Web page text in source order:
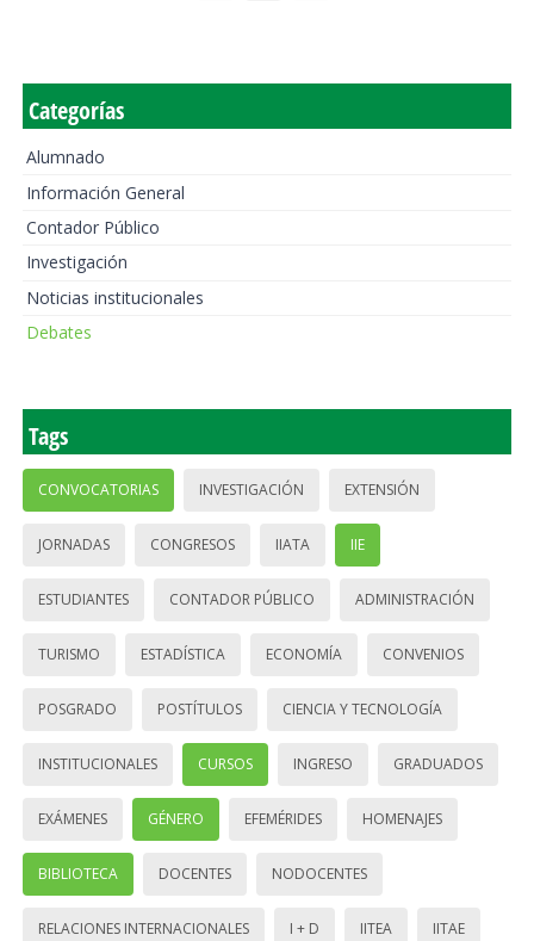
Categorías
Alumnado
Información General
Contador Público
Investigación
Noticias institucionales
Debates
Tags
CONVOCATORIAS INVESTIGACIÓN EXTENSIÓN
JORNADAS CONGRESOS IIATA IIE
ESTUDIANTES CONTADOR PÚBLICO ADMINISTRACIÓN
TURISMO ESTADÍSTICA ECONOMÍA CONVENIOS
POSGRADO POSTÍTULOS CIENCIA Y TECNOLOGÍA
INSTITUCIONALES CURSOS INGRESO GRADUADOS
EXÁMENES GÉNERO EFEMÉRIDES HOMENAJES
BIBLIOTECA DOCENTES NODOCENTES
RELACIONES INTERNACIONALES I + D IITEA IITAE